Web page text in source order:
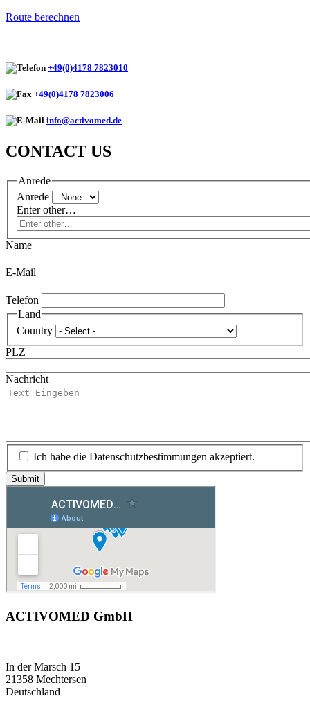
Route berechnen
+49(0)4178 7823010
+49(0)4178 7823006
info@activomed.de
CONTACT US
Anrede
Anrede
Enter other…
Name
E-Mail
Telefon
Land
Country
PLZ
Nachricht
Ich habe die Datenschutzbestimmungen akzeptiert.
ACTIVOMED GmbH
In der Marsch 15
21358 Mechtersen
Deutschland